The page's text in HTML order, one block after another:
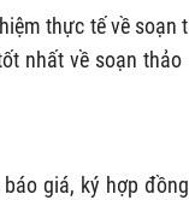
thực tế về soạn
nhất về soạn thảo
giá, ký hợp